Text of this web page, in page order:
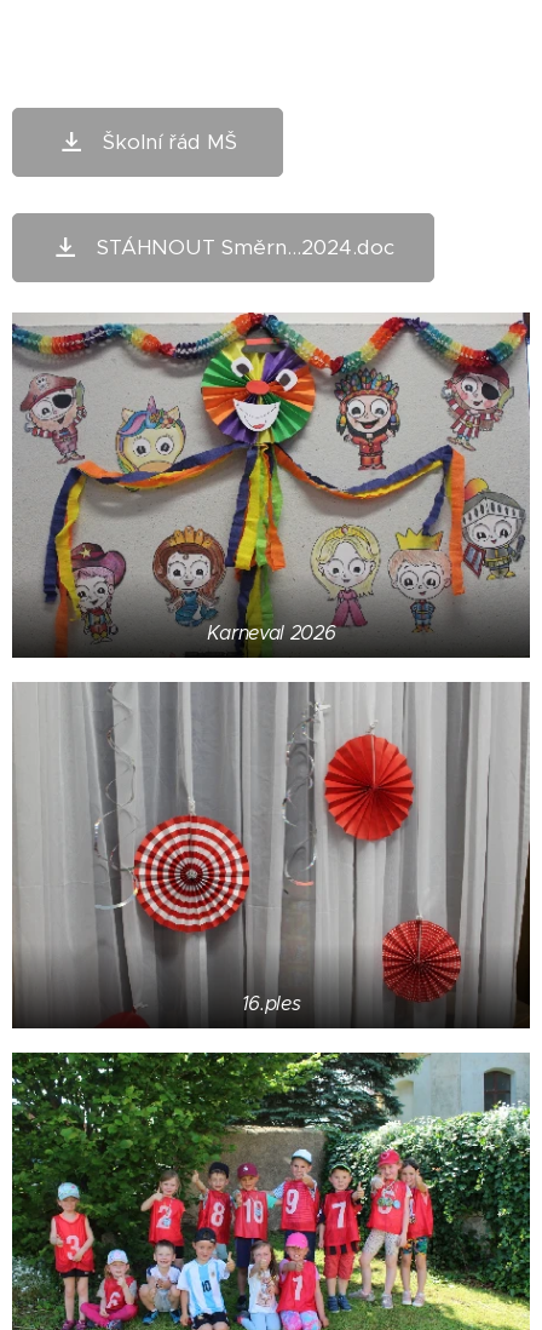
Školní řád MŠ
STÁHNOUT Směrn...2024.doc
Karneval 2026
16.ples